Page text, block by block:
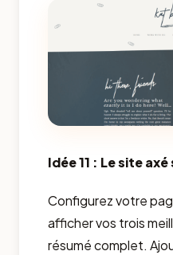
Idée 11 : Le site
Configurez votre
afficher vos trois
résumé complet.